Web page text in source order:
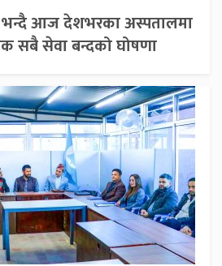
भन्दै आज देशभरका अस्पतालमा
सबै सेवा बन्दको घोषणा